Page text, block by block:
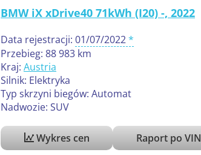
BMW iX xDrive40 71kWh (I20) -, 2022
Data rejestracji: 01/07/2022
Przebieg: 88 983 km
Kraj: Austria
Silnik: Elektryka
Typ skrzyni biegów: Automat
Nadwozie: SUV
Wykres cen Raport po VIN